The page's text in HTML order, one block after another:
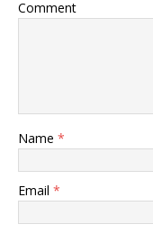
Comment
Name *
Email *